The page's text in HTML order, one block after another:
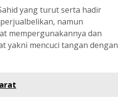
yang turut serta hadir
namun
mempergunakannya dan
yakni mencuci tangan dengan